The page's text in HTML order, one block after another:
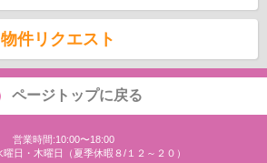
物件リクエスト
ページトップに戻る
営業時間:10:00〜18:00
曜日・木曜日（夏季休暇８/１２～２０）